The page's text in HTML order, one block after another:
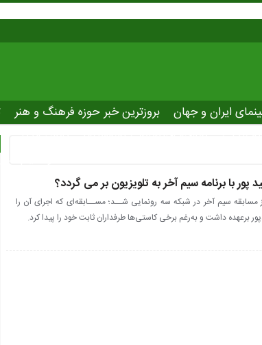
ایران و جهان بروزترین خبر حوزه فرهنگ و هنر
دانلود فیلم
پور با برنامه سیم آخر به تلویزیون بر می گردد؟
۹۹ از مسابقه سیم آخر در شبکه سه رونمایی شــد؛ مســابقه‌ای که اجرای آن را
برعهده داشت و به‌رغم برخی کاستی‌ها طرفداران ثابت خود را پیدا کرد.